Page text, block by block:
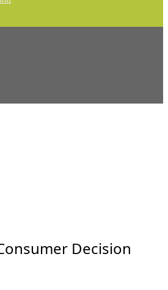
Decision